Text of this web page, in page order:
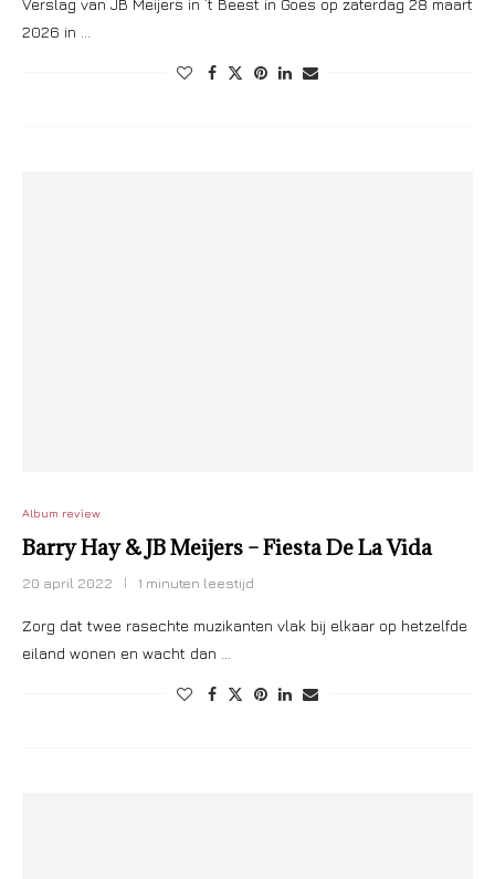
Verslag van JB Meijers in ’t Beest in Goes op zaterdag 28 maart
2026 in …
Album review
Barry Hay & JB Meijers – Fiesta De La Vida
20 april 2022 1 minuten leestijd
Zorg dat twee rasechte muzikanten vlak bij elkaar op hetzelfde
eiland wonen en wacht dan …